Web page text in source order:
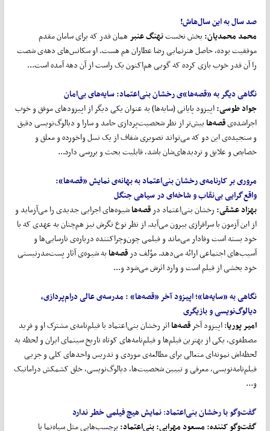
صد سال به این سالهاش!
محمد محمدیان:بخش نخستنهنگ عنبرهمان قدر که برای سامان مقدم
موفقیت بوده، حاصل هنرنمایی رضا عطاران هم هست. او سکانس‌های دهه‌ی شصت
را آن قدر خوب بازی کرده که گویی هم‌اکنون یک راست از آن دهه آمده است...
نگاهی دیگر به «قصهها»ی رخشان بنیاعتماد:سایههای بیامان
جواد طوسی:اپیزود پایانی (سایه‌ها) به عنوان یکی دیگر از اپیزودهای موفق و خوب
اجرا‌شده‌یقصههابیش‌تر از نظر شخصیت‌پردازی حامد و سارا و دیالوگ‌نویسی دقیق
و سنجیده‌ی این دو که می‌تواند تصویری شفاف از یک نسل واخورده و معلق و
خصایص و علایق و تردیدهای‌شان باشد، قابلیت بحث و بررسی دارد...
مروری بر کارنامه‌ی رخشان بنیاعتماد به بهانه‌ی نمایش «قصهها»:
واقعگرایی بینقاب و شاخهای در سیاهی جنگل
بهزاد عشقی:رخشان بنی‌اعتماد در قصههاشیوه‌های اجرایی جدیدی را می‌آزماید و
از این آزمون با سرافرازی بیرون می‌آید. از نظر نوع نگرش نیز هم‌چنان به عهدی که با
خود بسته است وفادار می‌ماند و فیلمی چون‌وچراکننده درباره‌ی ‌نارسایی‌ها و
آسیب‌های اجتماعی ارائه می‌دهد. مؤلف در قصههابه شیوه‌ی آثار پست‌مدرنیستی
خود بخشی از فیلم است و وارد اثرش می‌شود و...
نگاهی به «سایهها»؛ اپیزود آخر «قصهها» :مدرسه‌ی عالی درامپردازی،
دیالوگنویسی و بازیگری
امیر پوریا: اپیزود آخر قصههااثر رخشان بنی‌اعتماد با فیلم‌نامه‌ی مشترک او و فرید
مصطفوی، یکی از بهترین فیلم‌ها و فیلم‌نامه‌های کوتاه تاریخ سینمای ایران و لحظه به
لحظه‌اش نمونه‌ای متعالی برای مطالعه‌ی موردی و تدریس واحدهای کلی و جزیی
فیلم‌نامه‌نویسی، معرفی و تبیین شخصیت‌ها، دیالوگ‌نویسی، خلق کشمکش دراماتیک
و...
گفتوگو با رخشان بنیاعتماد:نمایش هیچ فیلمی خطر ندارد
گفت‌و‌گو کننده:مسعود مهرابی:بنی‌اعتماد:برچسب‌هایی مثل سیاه‌نما یا